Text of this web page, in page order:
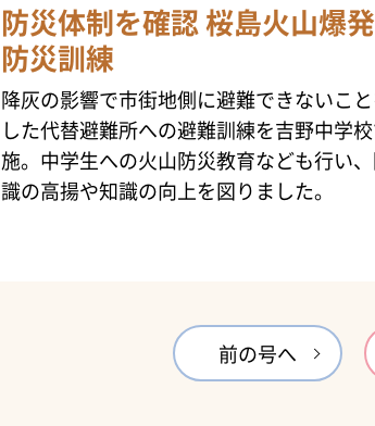
防災体制を確認 桜島火山爆
防災訓練
降灰の影響で市街地側に避難できないこ
した代替避難所への避難訓練を吉野中学
施。中学生への火山防災教育なども行い
識の高揚や知識の向上を図りました。
前の号へ